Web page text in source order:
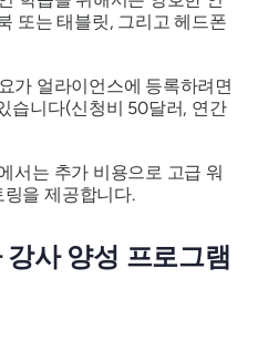
또는 태블릿, 그리고 헤드폰
요가 얼라이언스에 등록하려면
습니다(신청비 50달러, 연간
서는 추가 비용으로 고급 워
을 제공합니다.
사 양성 프로그램